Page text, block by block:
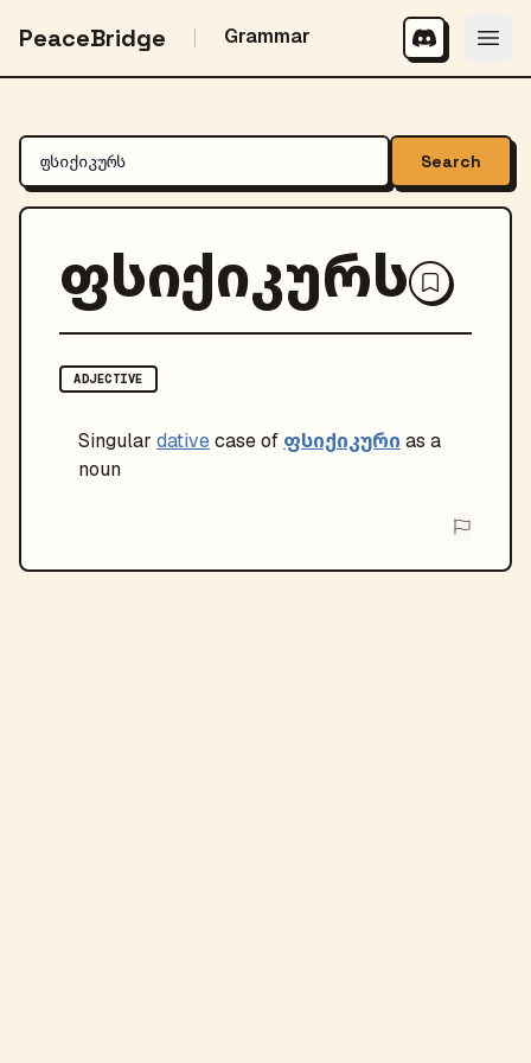
PeaceBridge Grammar
Search
ფსიქიკურს
ADJECTIVE
Singular dativecase of ფსიქიკური as a
noun